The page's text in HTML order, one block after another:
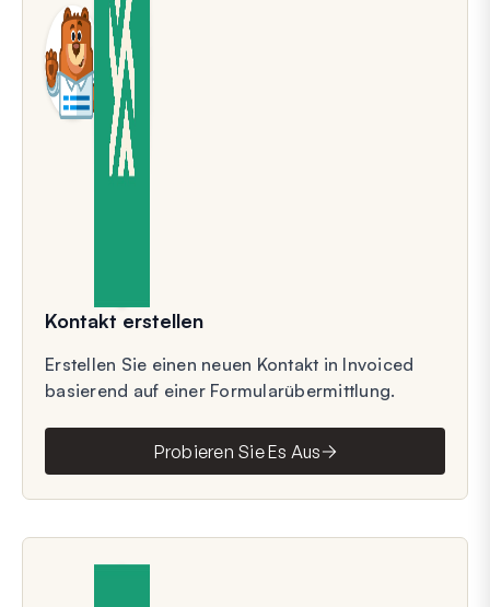
Kontakt erstellen
Erstellen Sie einen neuen Kontakt in Invoiced
basierend auf einer Formularübermittlung.
Probieren Sie Es Aus